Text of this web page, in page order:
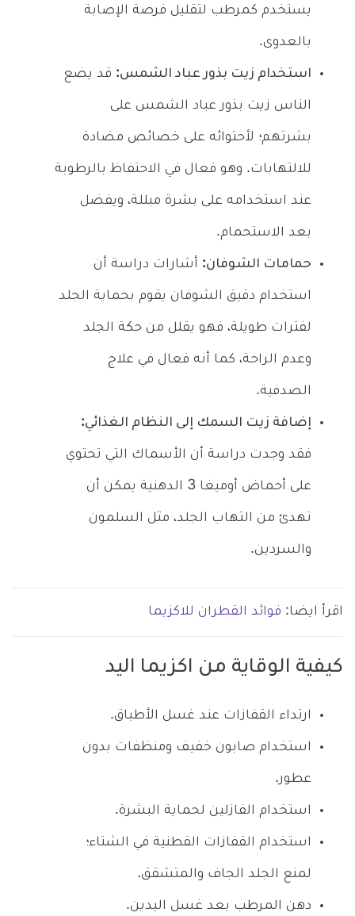
يستخدم كمرطب لتقليل فرصة الإصابة
بالعدوى.
استخدام زيت بذور عباد الشمس: قد يضع
الناس زيت بذور عباد الشمس على
بشرتهم؛ لأحتوائه على خصائص مضادة
للالتهابات. وهو فعال في الاحتفاظ بالرطوبة
عند استخدامه على بشرة مبللة، ويفضل
بعد الاستحمام.
حمامات الشوفان: أشارات دراسة أن
استخدام دقيق الشوفان يقوم بحماية الجلد
لفترات طويلة، فهو يقلل من حكة الجلد
وعدم الراحة، كما أنه فعال في علاج
الصدفية.
إضافة زيت السمك إلى النظام الغذائي:
فقد وجدت دراسة أن الأسماك التي تحتوي
على أحماض أوميغا 3 الدهنية يمكن أن
تهدئ من التهاب الجلد، مثل السلمون
والسردين.
اقرأ ايضا: فوائد القطران للاكزيما
كيفية الوقاية من اكزيما اليد
ارتداء القفازات عند غسل الأطباق.
استخدام صابون خفيف ومنظفات بدون
عطور.
استخدام الفازلين لحماية البشرة.
استخدام القفازات القطنية في الشتاء؛
لمنع الجلد الجاف والمتشقق.
دهن المرطب بعد غسل اليدين.